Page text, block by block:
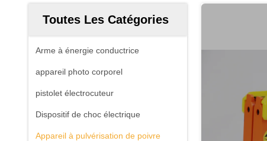
Toutes Les Catégories
Arme à énergie conductrice
appareil photo corporel
pistolet électrocuteur
Dispositif de choc électrique
Appareil à pulvérisation de poivre